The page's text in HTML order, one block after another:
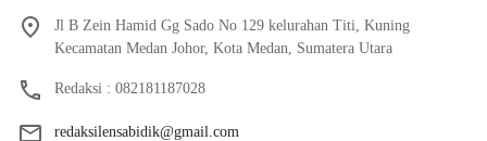
Jl B Zein Hamid Gg Sado No 129 kelurahan Titi, Kuning
Kecamatan Medan Johor, Kota Medan, Sumatera Utara
Redaksi : 082181187028
redaksilensabidik@gmail.com